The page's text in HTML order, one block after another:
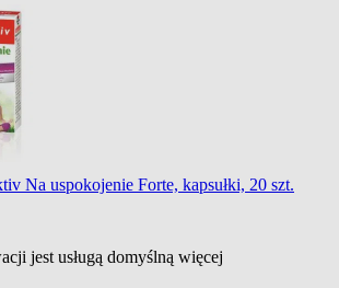
Na uspokojenie Forte, kapsułki, 20 szt.
jest usługą domyślną więcej